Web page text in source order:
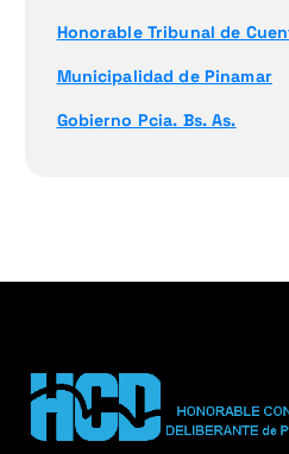
Honorable Tribunal de
Municipalidad de Pinamar
Gobierno Pcia. Bs. As.